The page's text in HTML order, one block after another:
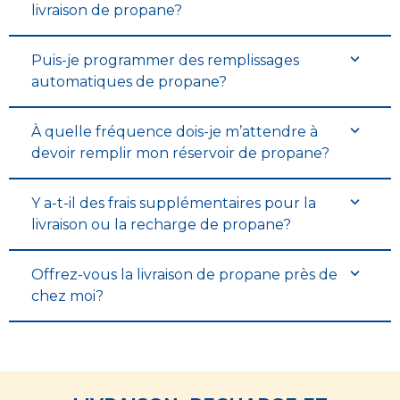
livraison de propane?
Puis-je programmer des remplissages
automatiques de propane?
À quelle fréquence dois-je m’attendre à
devoir remplir mon réservoir de propane?
Y a-t-il des frais supplémentaires pour la
livraison ou la recharge de propane?
Offrez-vous la livraison de propane près de
chez moi?